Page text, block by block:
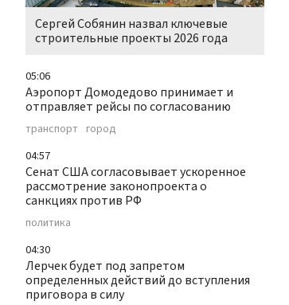
Сергей Собянин назвал ключевые
строительные проекты 2026 года
05:06
Аэропорт Домодедово принимает и
отправляет рейсы по согласованию
транспорт город
04:57
Сенат США согласовывает ускоренное
рассмотрение законопроекта о
санкциях против РФ
политика
04:30
Лерчек будет под запретом
определенных действий до вступления
приговора в силу